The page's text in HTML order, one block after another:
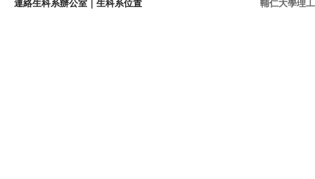
連絡生科系辦公室 生科系位置 輔仁大學理